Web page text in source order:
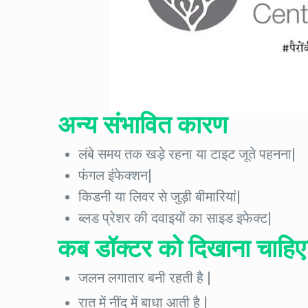
अन्य संभावित कारण
लंबे समय तक खड़े रहना या टाइट जूते पहनना|
फंगल इंफेक्शन|
किडनी या लिवर से जुड़ी बीमारियां|
ब्लड प्रेशर की दवाइयों का साइड इफेक्ट|
कब डॉक्टर को दिखाना
जलन लगातार बनी रहती है |
रात में नींद में बाधा आती है |